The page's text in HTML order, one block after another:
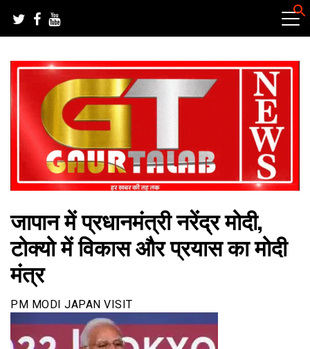
content
गौरतलब न्यूज
जापान में प्रधानमंत्री नरेंद्र मोदी,
टोक्यो में विकास और प्रयास का मोदी
मंत्र
PM MODI JAPAN VISIT